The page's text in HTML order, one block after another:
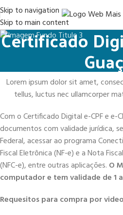
Skip to navigation
Skip to main content
Certificado
Lorem ipsum dolor sit amet,
tellus, luctus nec ullamcorper
Com o Certificado Digital e-CPF e e-
documentos com validade jurídica,
Federal, acessar ao programa
Fiscal Eletrônica (NF-e) e a Nota
(NFC-e), entre outras aplicações. O
computador e tem validade de 1
Requesitos para compra por